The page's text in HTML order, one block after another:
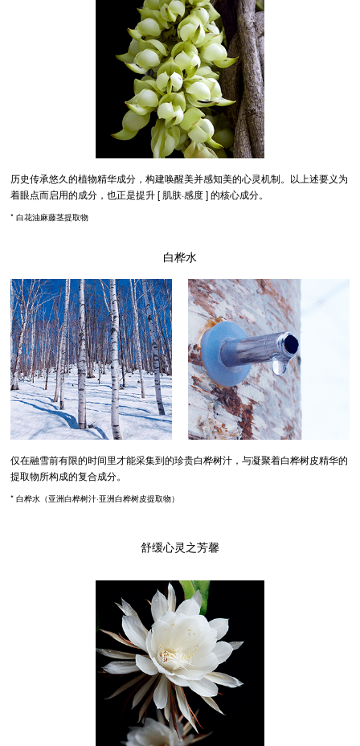
历史传承悠久的植物精华成分，构建唤醒美并感知美的心灵机制。以上述要义为
着眼点而启用的成分，也正是提升 [ 肌肤·感度 ] 的核心成分。
* 白花油麻藤茎提取物
白桦水
仅在融雪前有限的时间里才能采集到的珍贵白桦树汁，与凝聚着白桦树皮精华的
提取物所构成的复合成分。
* 白桦水（亚洲白桦树汁·亚洲白桦树皮提取物）
舒缓心灵之芳馨